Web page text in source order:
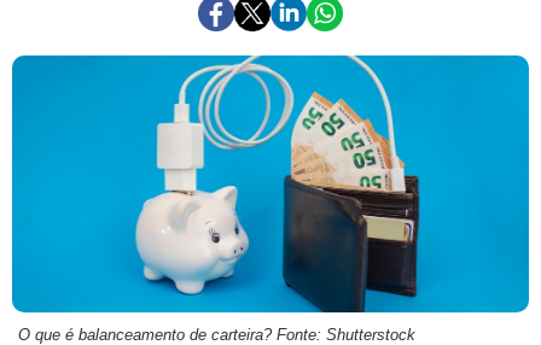
O que é balanceamento de carteira? Fonte: Shutterstock